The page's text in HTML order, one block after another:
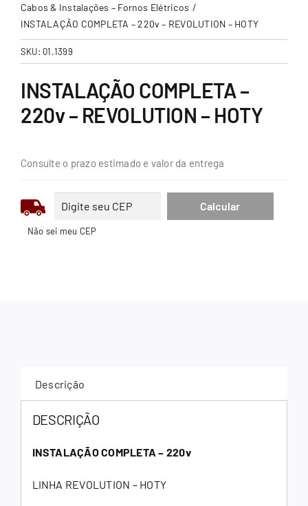
Cabos & Instalações – Fornos Elétricos
INSTALAÇÃO COMPLETA – 220v – REVOLUTION – HOTY
SKU: 01.1399
INSTALAÇÃO COMPLETA –
220v – REVOLUTION – HOTY
Consulte o prazo estimado e valor da entrega
Não sei meu CEP
Descrição
DESCRIÇÃO
INSTALAÇÃO COMPLETA – 220v
LINHA REVOLUTION – HOTY